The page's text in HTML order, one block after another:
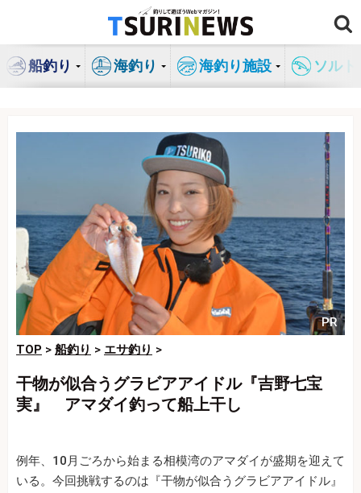
ン
船釣り 海釣り 海釣り施設 ソル
PR
TOP > 船釣り > エサ釣り >
干物が似合うグラビアアイドル『吉野七宝
実』 アマダイ釣って船上干し
例年、10月ごろから始まる相模湾のアマダイが盛期を迎えて
いる。今回挑戦するのは『干物が似合うグラビアアイドル』